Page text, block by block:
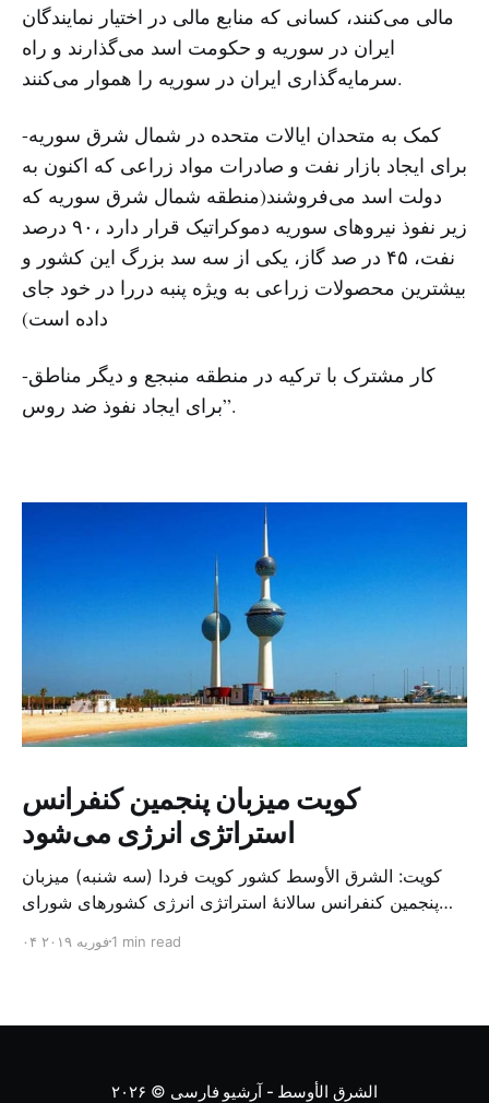
مالی می‌کنند، کسانی که منابع مالی در اختیار نمایندگان
ایران در سوریه و حکومت اسد می‌گذارند و راه
سرمایه‌گذاری ایران در سوریه را هموار می‌کنند.
-کمک به متحدان ایالات متحده در شمال شرق سوریه
برای ایجاد بازار نفت و صادرات مواد زراعی که اکنون به
دولت اسد می‌فروشند(منطقه شمال شرق سوریه که
زیر نفوذ نیروهای سوریه دموکراتیک قرار دارد ،۹۰ درصد
نفت، ۴۵ در صد گاز، یکی از سه سد بزرگ این کشور و
بیشترین محصولات زراعی به ویژه پنبه دررا در خود جای
داده است)
-کار مشترک با ترکیه در منطقه منبجع و دیگر مناطق
برای ایجاد نفوذ ضد روس”.
کویت میزبان پنجمین کنفرانس
استراتژی انرژی می‌شود
کویت: الشرق الأوسط کشور کویت فردا (سه شنبه) میزبان
پنجمین کنفرانس سالانهٔ استراتژی انرژی کشورهای شورای
متخصص از شرکت‌های جهانی نفت و گاز در این کنفرانس
۰۴ فوریه ۲۰۱۹1 min read
الشرق الأوسط - آرشیو فارسی © ۲۰۲۶